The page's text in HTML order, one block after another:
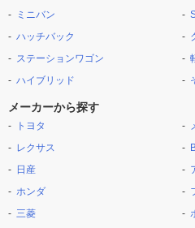
ミニバン
ハッチバック
ステーションワゴン
ハイブリッド
メーカーから探す
トヨタ
レクサス
日産
ホンダ
三菱